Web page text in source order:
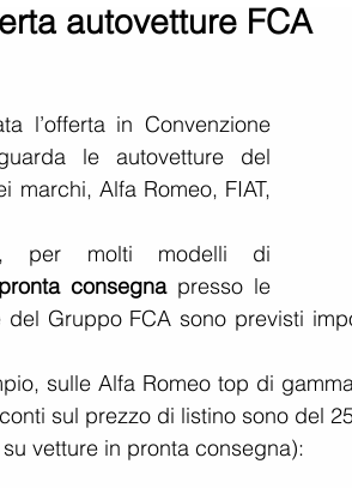
autovetture FCA
l’offerta in Convenzione
le autovetture del
marchi, Alfa Romeo, FIAT,
consegna presso le
del Gruppo FCA sono previsti
sulle Alfa Romeo top di
sul prezzo di listino sono del
vetture in pronta consegna):